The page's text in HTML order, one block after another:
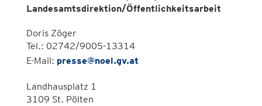
Landesamtsdirektion/Öffentlichkeitsarbeit
Doris Zöger
Tel.: 02742/9005-13314
E-Mail: presse@noel.gv.at
Landhausplatz 1
3109 St. Pölten